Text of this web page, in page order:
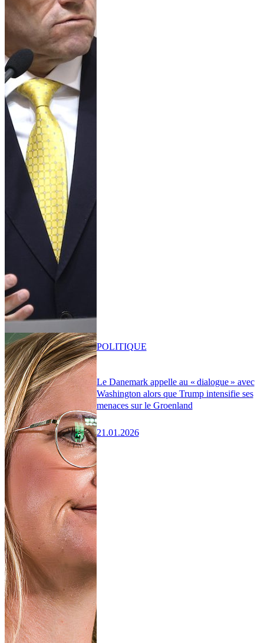
Le Danemark appelle au « dialogue » avec
Washington alors que Trump intensifie ses
menaces sur le Groenland
21.01.2026
POLITIQUE